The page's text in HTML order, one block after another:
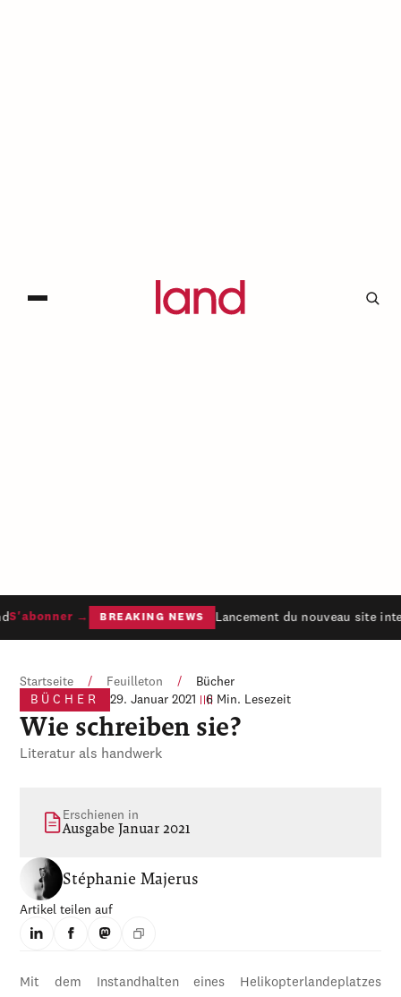
S'abonner → BREAKING NEWS Lancement du nouveau site
Startseite / Feuilleton /
Bücher
BÜCHER
29. Januar 2021 6 Min. Lesezeit
Wie schreiben sie?
Literatur als handwerk
Erschienen in
Ausgabe Januar 2021
Stéphanie Majerus
Artikel teilen auf
Mit dem Instandhalten eines Helikopterlandeplatzes